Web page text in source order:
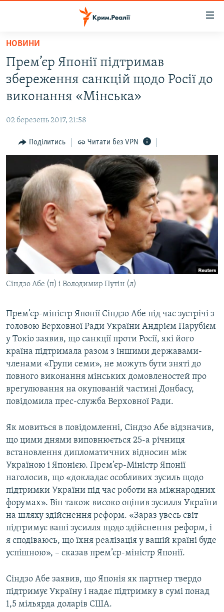
Перейти
основного
матеріалу
Перейти
до
основної
навігації
Перейти
до
НОВИНИ
ВОДА.КРИМ
ВІДЕО ТА ФОТО
БЛОГИ
ПОГЛЯД
ВСЕ ЗА ДЕНЬ
СПЕЦПРОЕКТИ
ДЕПОРТАЦІЯ
ВІДЕОУРОКИ «ELIFBE»
СВІДЧЕННЯ ОКУПАЦІЇ
УКРАЇНСЬКА ПРОБЛЕМА КРИМУ
ІНФОГРАФІКА
ЯК ОБІЙТИ БЛОКУВАННЯ
Русский
Qırımtatar
ДОЛУЧАЙСЯ!
Усі сайти RFE/RL
НОВИНИ
Прем’єр Японії підтримав
збереження санкцій щодо Росії до
виконання «Мінська»
02 березень 2017, 21:58
Поділитись Читати без VPN
Сіндзо Абе (п) і Володимир Путін (л)
Прем’єр-міністр Японії Сіндзо Абе під час зустрічі з
головою Верховної Ради України Андрієм Парубієм
у Токіо заявив, що санкції проти Росії, які його
країна підтримала разом з іншими державами-
членами «Групи семи», не можуть бути зняті до
повного виконання мінських домовленостей про
врегулювання на окупованій частині Донбасу,
повідомила прес-служба Верховної Ради.
Як мовиться в повідомленні, Сіндзо Абе відзначив,
що цими днями виповнюється 25-а річниця
встановлення дипломатичних відносин між
Україною і Японією. Прем’єр-Міністр Японії
наголосив, що «докладає особливих зусиль щодо
підтримки України під час роботи на міжнародних
форумах». Він також високо оцінив зусилля України
на шляху здійснення реформ. «Зараз увесь світ
підтримує ваші зусилля щодо здійснення реформ, і
я сподіваюсь, що їхня реалізація у вашій країні буде
успішною», – сказав прем’єр-міністр Японії.
Сіндзо Абе заявив, що Японія як партнер твердо
підтримує Україну і надає підтримку в сумі понад
1,5 мільярда доларів США.